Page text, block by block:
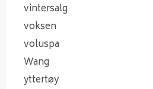
vintersalg
voksen
voluspa
Wang
yttertøy